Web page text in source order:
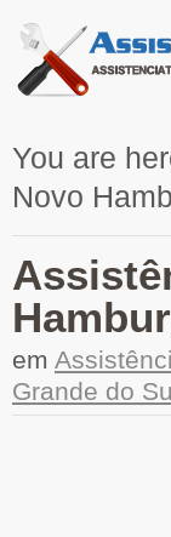
You are
Novo
em
Grande do